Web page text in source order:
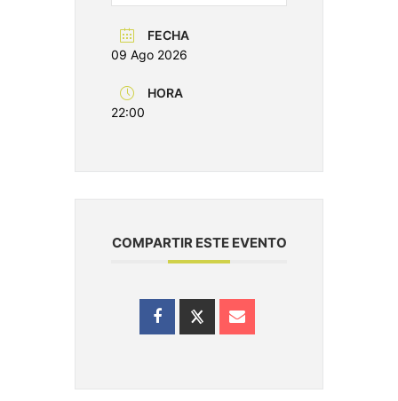
FECHA
09 Ago 2026
HORA
22:00
COMPARTIR ESTE EVENTO